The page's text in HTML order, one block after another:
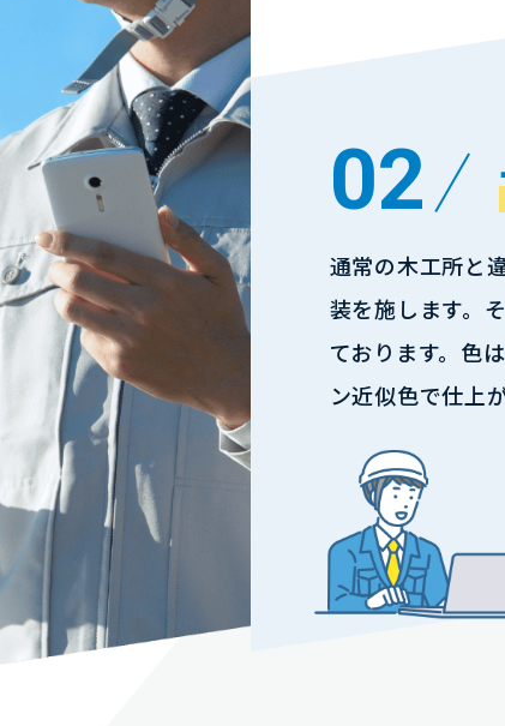
02
通常の木工所と違
装を施します。
ております。色
ン近似色で仕上が